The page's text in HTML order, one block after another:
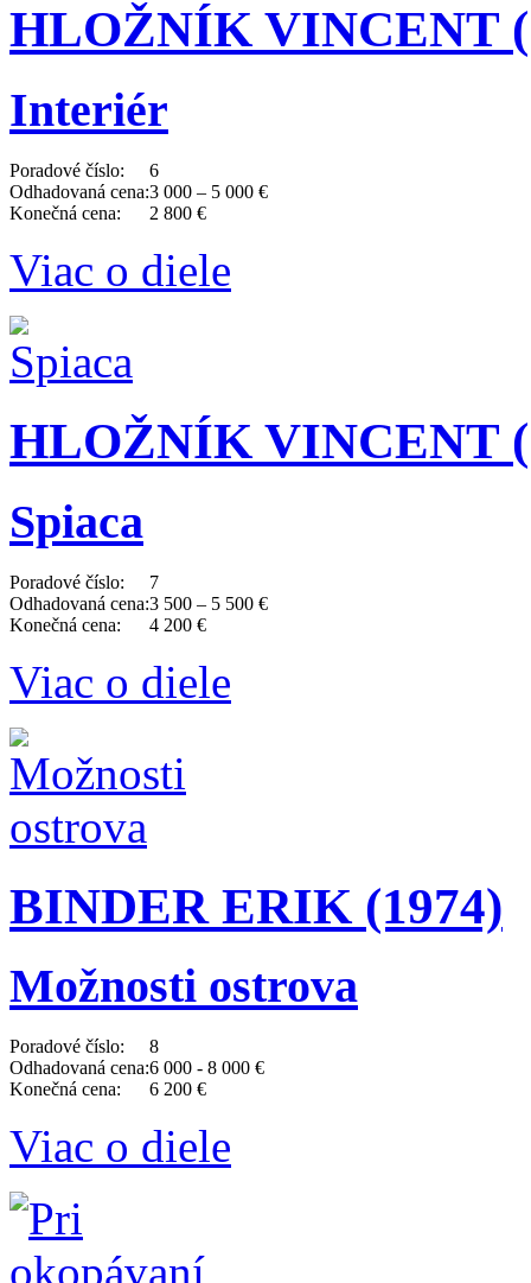
HLOŽNÍK VINCENT
Interiér
Poradové číslo:
6
Odhadovaná cena:3 000 – 5 000 €
Konečná cena:
2 800 €
Viac o diele
HLOŽNÍK VINCENT
Spiaca
Poradové číslo:
7
Odhadovaná cena:3 500 – 5 500 €
Konečná cena:
4 200 €
Viac o diele
BINDER ERIK (1974)
Možnosti ostrova
Poradové číslo:
8
Odhadovaná cena:6 000 - 8 000 €
Konečná cena:
6 200 €
Viac o diele